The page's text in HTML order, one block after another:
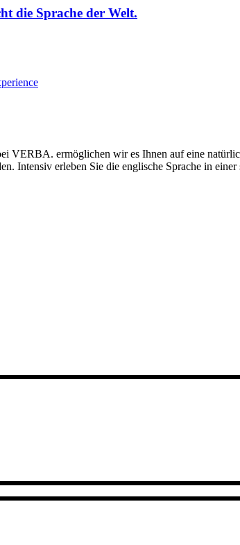
die Sprache der Welt.
VERBA. ermöglichen wir es Ihnen auf eine
Intensiv erleben Sie die englische Sprache in